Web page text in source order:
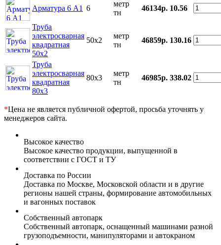
Арматура 6 А1 6
метр
тн
46134р. 10.56
Труба
электросварная
квадратная
50x2
50х2
метр
тн
46859р. 130.16
Труба
электросварная
квадратная
80x3
80x3
метр
тн
46985р. 338.02
*Цена не является публичной офертой, просьба уточнять у
менеджеров сайта.
Высокое качество
Высокое качество продукции, выпущенной в
соответствии с ГОСТ и ТУ
Доставка по России
Доставка по Москве, Московской области и в другие
регионы нашей страны, формирование автомобильных
и вагонных поставок
Собственный автопарк
Собственный автопарк, оснащенный машинами разной
грузоподъемности, манипуляторами и автокраном